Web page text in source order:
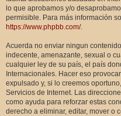
lo que aprobamos y/o
permisible. Para más información
https://www.phpbb.com/.
Acuerda no enviar ningun
indecente, amenazante, sexual o
cualquier ley de su país, el país
Internacionales. Hacer eso
expulsado y, si lo creemos
Servicios de Internet. Las
como ayuda para reforzar estas
derecho a eliminar, editar, mover o